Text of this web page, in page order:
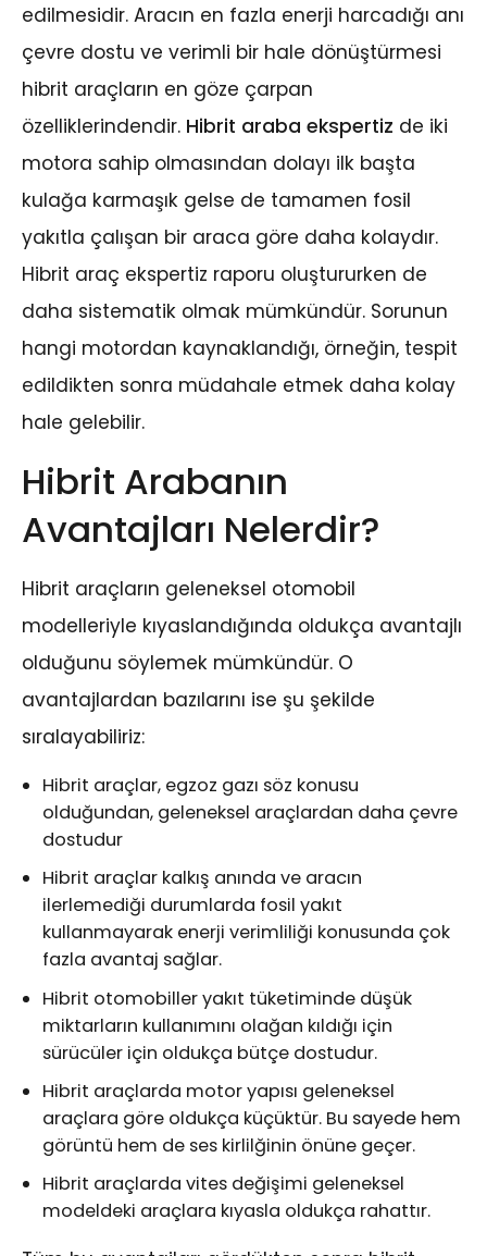
edilmesidir. Aracın en fazla enerji harcadığı anı
çevre dostu ve verimli bir hale dönüştürmesi
hibrit araçların en göze çarpan
özelliklerindendir. Hibrit araba ekspertiz de iki
motora sahip olmasından dolayı ilk başta
kulağa karmaşık gelse de tamamen fosil
yakıtla çalışan bir araca göre daha kolaydır.
Hibrit araç ekspertiz raporu oluştururken de
daha sistematik olmak mümkündür. Sorunun
hangi motordan kaynaklandığı, örneğin, tespit
edildikten sonra müdahale etmek daha kolay
hale gelebilir.
Hibrit Arabanın
Avantajları Nelerdir?
Hibrit araçların geleneksel otomobil
modelleriyle kıyaslandığında oldukça avantajlı
olduğunu söylemek mümkündür. O
avantajlardan bazılarını ise şu şekilde
sıralayabiliriz:
Hibrit araçlar, egzoz gazı söz konusu
olduğundan, geleneksel araçlardan daha çevre
dostudur
Hibrit araçlar kalkış anında ve aracın
ilerlemediği durumlarda fosil yakıt
kullanmayarak enerji verimliliği konusunda çok
fazla avantaj sağlar.
Hibrit otomobiller yakıt tüketiminde düşük
miktarların kullanımını olağan kıldığı için
sürücüler için oldukça bütçe dostudur.
Hibrit araçlarda motor yapısı geleneksel
araçlara göre oldukça küçüktür. Bu sayede hem
görüntü hem de ses kirlilğinin önüne geçer.
Hibrit araçlarda vites değişimi geleneksel
modeldeki araçlara kıyasla oldukça rahattır.